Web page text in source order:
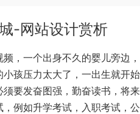
-网站设计赏析
，一个出身不久的婴儿旁边
孩压力太大了，一出生就开
要发奋图强，勤奋读书，将
例如升学考试，入职考试，